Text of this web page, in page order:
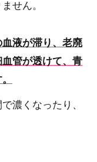
せん。
液が滞り、老廃
管が透けて、青
濃くなったり、